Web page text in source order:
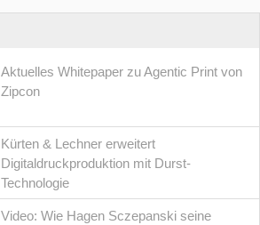
Aktuelles Whitepaper zu Agentic Print von
Zipcon
Kürten & Lechner erweitert
Digitaldruckproduktion mit Durst-
Technologie
Video: Wie Hagen Sczepanski seine